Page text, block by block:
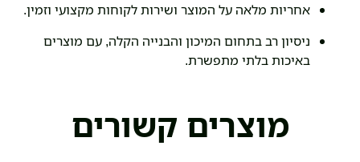
אחריות מלאה על המוצר ושירות לקוחות מקצועי וזמין.
ניסיון רב בתחום המיכון והבנייה הקלה, עם מוצרים
באיכות בלתי מתפשרת.
מוצרים קשורים